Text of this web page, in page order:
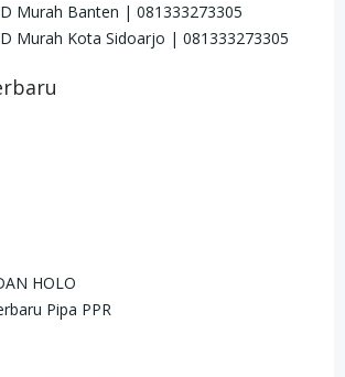
Murah Banten | 081333273305
Murah Kota Sidoarjo | 081333273305
HOLO
Pipa PPR